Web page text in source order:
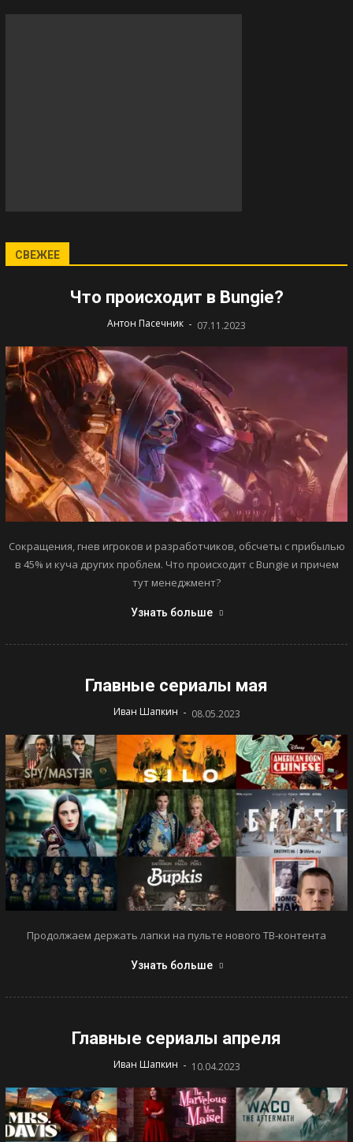
СВЕЖЕЕ
Что происходит в Bungie?
Антон Пасечник - 07.11.2023
Сокращения, гнев игроков и разработчиков, обсчеты с прибылью
в 45% и куча других проблем. Что происходит с Bungie и причем
тут менеджмент?
Узнать больше
Главные сериалы мая
Иван Шапкин - 08.05.2023
Продолжаем держать лапки на пульте нового ТВ-контента
Узнать больше
Главные сериалы апреля
Иван Шапкин - 10.04.2023